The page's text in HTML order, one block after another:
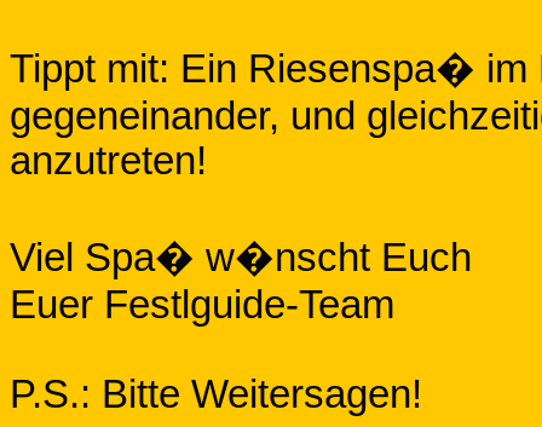
Tippt mit: Ein Riesenspa� im
gegeneinander, und
anzutreten!
Viel Spa� w�nscht Euch
Euer Festlguide-Team
P.S.: Bitte Weitersagen!